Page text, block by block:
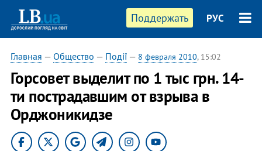
Поддержать РУС
Главная — Общество — Події— 8 февраля 2010, 15:02
Горсовет выделит по 1 тыс грн. 14-
ти пострадавшим от взрыва в
Орджоникидзе